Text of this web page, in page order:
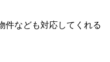
件なども対応してくれる